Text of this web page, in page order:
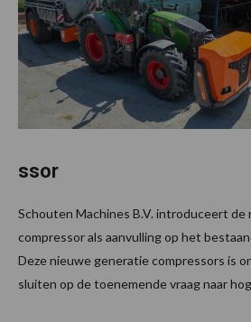
ssor
Schouten Machines B.V. introduceert
compressor als aanvulling op het
Deze nieuwe generatie compressors is
sluiten op de toenemende vraag naar